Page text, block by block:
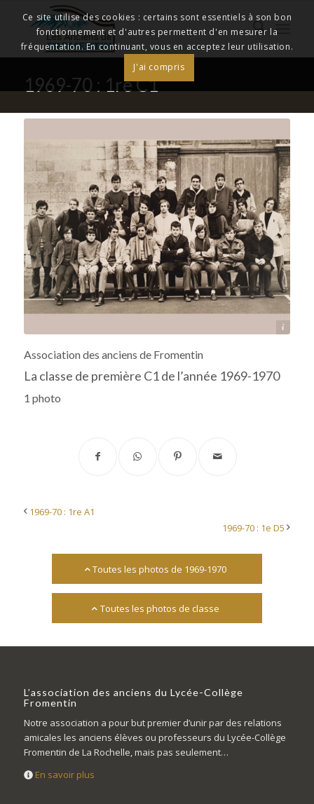
1969-70 : 1re C1
Association des anciens de Fromentin
La classe de première C1 de l’année 1969-1970
1 photo
1969-70 : 1re A1
1969-70 : 1e D5
Toutes les photos de 1969-1970
Toutes les photos de classe
L’association des anciens du Lycée-Collège
Fromentin
Notre association a pour but premier d’unir par des relations
amicales les anciens élèves ou professeurs du Lycée-Collège
Fromentin de La Rochelle, mais pas seulement…
En savoir plus
Ce site utilise des cookies : certains sont essentiels à son bon
fonctionnement et d'autres permettent d'en mesurer la
fréquentation. En continuant, vous en acceptez leur utilisation.
J'ai compris